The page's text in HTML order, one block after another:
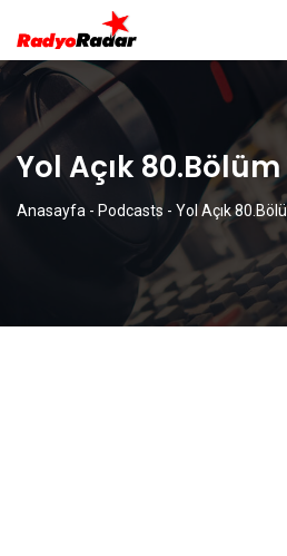
Yol Açık 80.Bölüm
Anasayfa - Podcasts - Yol Açık